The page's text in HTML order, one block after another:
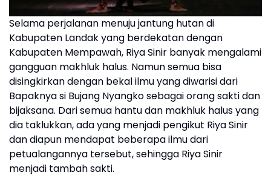
Selama perjalanan menuju jantung hutan di
Kabupaten Landak yang berdekatan dengan
Kabupaten Mempawah, Riya Sinir banyak mengalami
gangguan makhluk halus. Namun semua bisa
disingkirkan dengan bekal ilmu yang diwarisi dari
Bapaknya si Bujang Nyangko sebagai orang sakti dan
bijaksana. Dari semua hantu dan makhluk halus yang
dia taklukkan, ada yang menjadi pengikut Riya Sinir
dan diapun mendapat beberapa ilmu dari
petualangannya tersebut, sehingga Riya Sinir
menjadi tambah sakti.